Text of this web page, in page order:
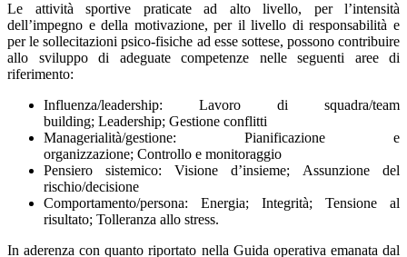
Le attività sportive praticate ad alto livello, per l’intensità
dell’impegno e della motivazione, per il livello di responsabilità e
per le sollecitazioni psico-fisiche ad esse sottese, possono contribuire
allo sviluppo di adeguate competenze nelle seguenti aree di
riferimento:
Influenza/leadership: Lavoro di squadra/team
building; Leadership; Gestione conflitti
Managerialità/gestione: Pianificazione e
organizzazione; Controllo e monitoraggio
Pensiero sistemico: Visione d’insieme; Assunzione del
rischio/decisione
Comportamento/persona: Energia; Integrità; Tensione al
risultato; Tolleranza allo stress.
In aderenza con quanto riportato nella Guida operativa emanata dal